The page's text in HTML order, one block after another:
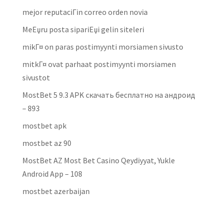
mejor reputaciГіn correo orden novia
MeЕџru posta sipariЕџi gelin siteleri
mikГ¤ on paras postimyynti morsiamen sivusto
mitkГ¤ ovat parhaat postimyynti morsiamen
sivustot
MostBet 5 9.3 APK скачать бесплатно на андроид
– 893
mostbet apk
mostbet az 90
MostBet AZ Most Bet Casino Qeydiyyat, Yukle
Android App – 108
mostbet azerbaijan